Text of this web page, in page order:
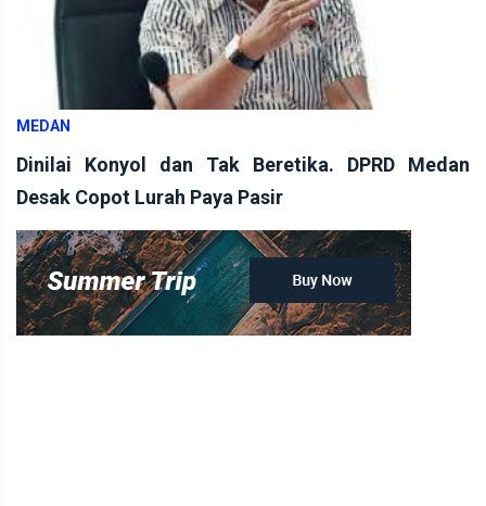
MEDAN
Dinilai Konyol dan Tak Beretika. DPRD Medan
Desak Copot Lurah Paya Pasir